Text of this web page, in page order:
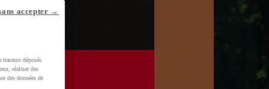
déposés
réaliser des
des données de
accepter →